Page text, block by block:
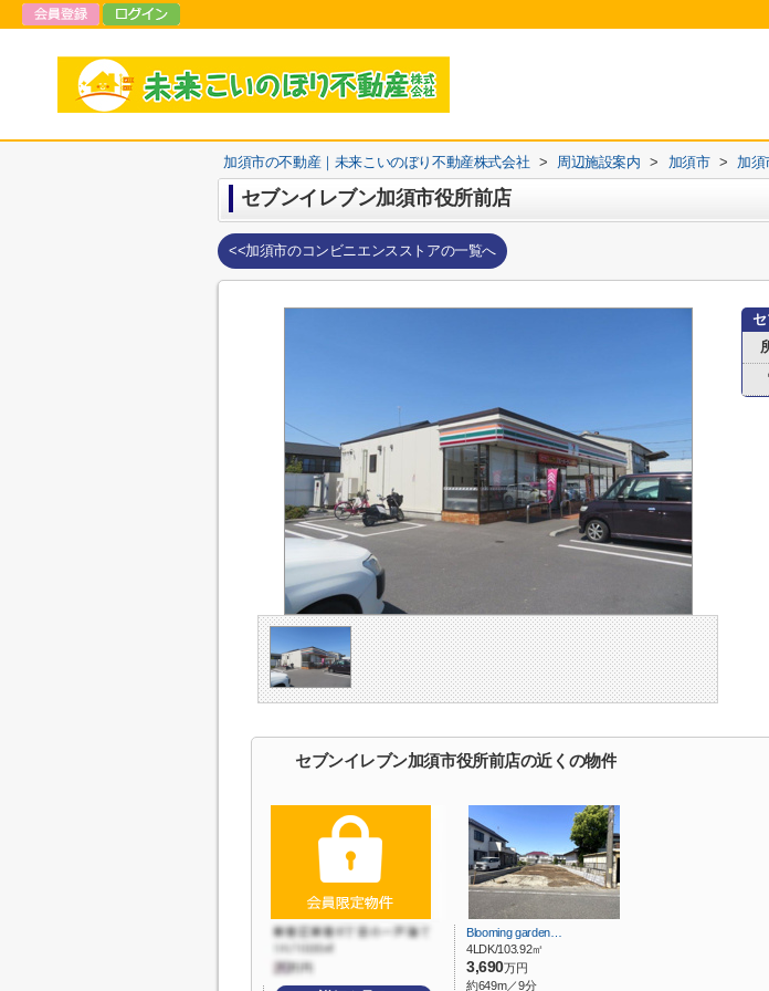
加須市の不動産｜未来こいのぼり不動産株式会社 > 周辺施設案内 > 加須市 > 加須
セブンイレブン加須市役所前店
<<加須市のコンビニエンスストアの一覧へ
セ
セブンイレブン加須市役所前店の近くの物件
Blooming garden…
4LDK/103.92㎡
3,690万円
約649m／9分